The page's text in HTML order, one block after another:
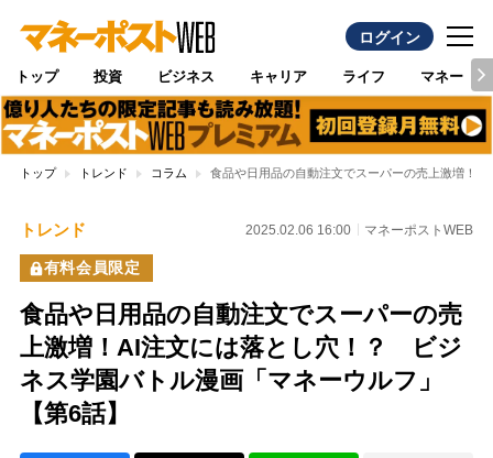
ログイン
トップ 投資 ビジネス キャリア ライフ マネー
トップ トレンド コラム 食品や日用品の自動注文でスーパーの売上激増！
トレンド 2025.02.06 16:00 マネーポストWEB
有料会員限定
食品や日用品の自動注文でスーパーの売
上激増！AI注文には落とし穴！？ ビジ
ネス学園バトル漫画「マネーウルフ」
【第6話】